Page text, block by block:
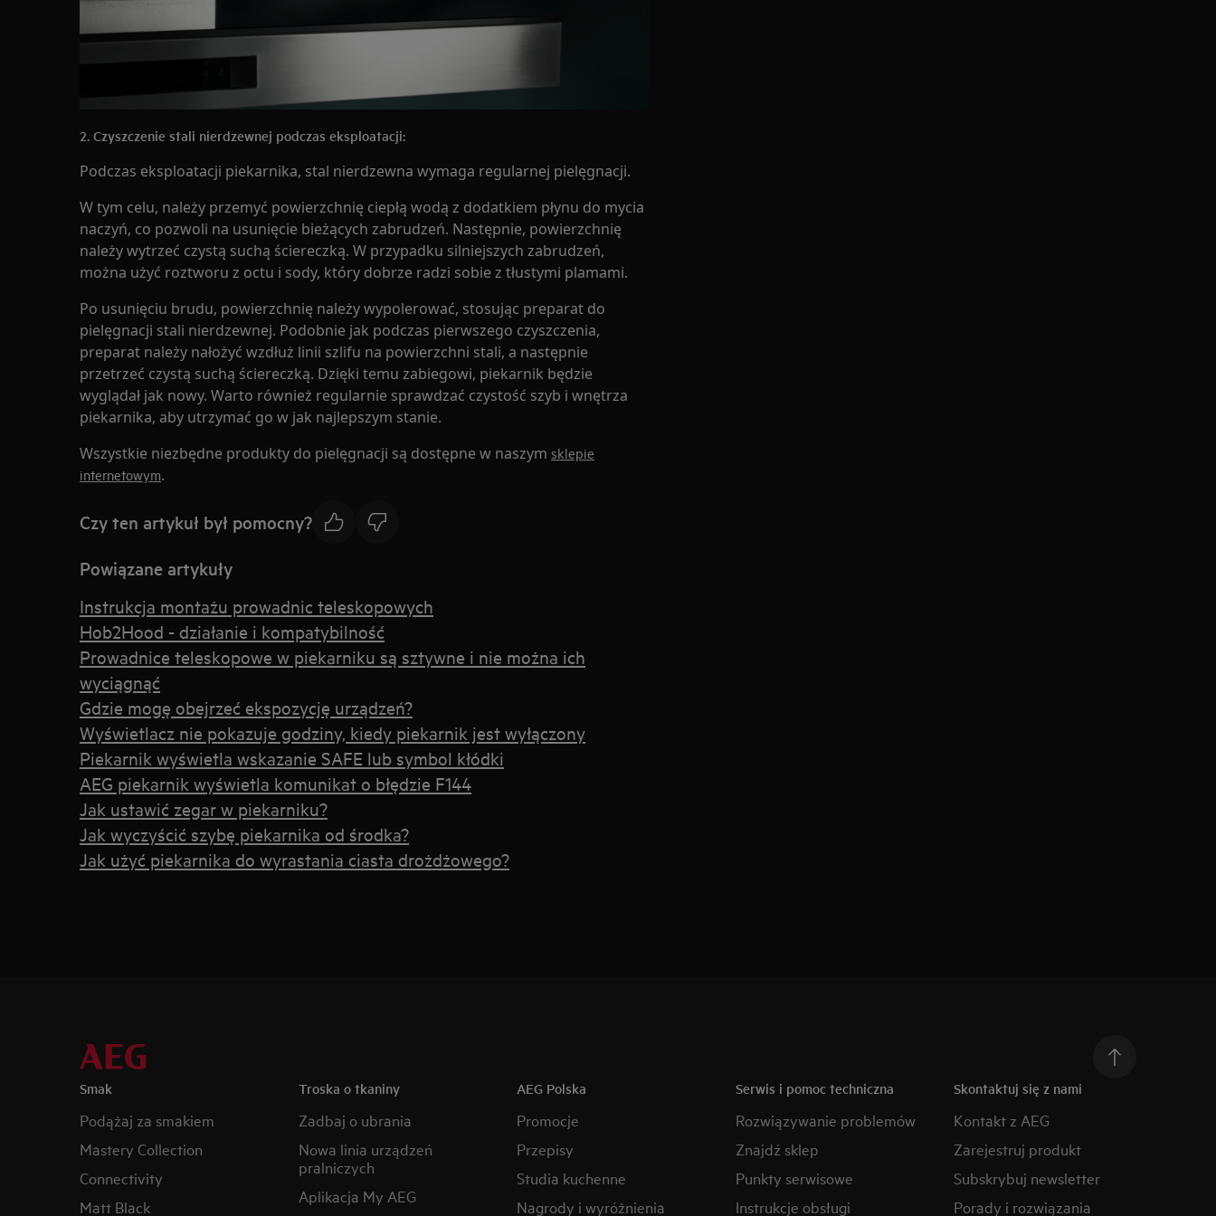
2. Czyszczenie stali nierdzewnej podczas eksploatacji:
Podczas eksploatacji piekarnika, stal nierdzewna wymaga regularnej pielęgnacji.
W tym celu, należy przemyć powierzchnię ciepłą wodą z dodatkiem płynu do mycia
naczyń, co pozwoli na usunięcie bieżących zabrudzeń. Następnie, powierzchnię
należy wytrzeć czystą suchą ściereczką. W przypadku silniejszych zabrudzeń,
można użyć roztworu z octu i sody, który dobrze radzi sobie z tłustymi plamami.
Po usunięciu brudu, powierzchnię należy wypolerować, stosując preparat do
pielęgnacji stali nierdzewnej. Podobnie jak podczas pierwszego czyszczenia,
preparat należy nałożyć wzdłuż linii szlifu na powierzchni stali, a następnie
przetrzeć czystą suchą ściereczką. Dzięki temu zabiegowi, piekarnik będzie
wyglądał jak nowy. Warto również regularnie sprawdzać czystość szyb i wnętrza
piekarnika, aby utrzymać go w jak najlepszym stanie.
Wszystkie niezbędne produkty do pielęgnacji są dostępne w naszym sklepie
internetowym.
Czy ten artykuł był pomocny?
Powiązane artykuły
Instrukcja montażu prowadnic teleskopowych
Hob2Hood - działanie i kompatybilność
Prowadnice teleskopowe w piekarniku są sztywne i nie można ich
wyciągnąć
Gdzie mogę obejrzeć ekspozycję urządzeń?
Wyświetlacz nie pokazuje godziny, kiedy piekarnik jest wyłączony
Piekarnik wyświetla wskazanie SAFE lub symbol kłódki
AEG piekarnik wyświetla komunikat o błędzie F144
Jak ustawić zegar w piekarniku?
Jak wyczyścić szybę piekarnika od środka?
Jak użyć piekarnika do wyrastania ciasta drożdżowego?
Smak
Podążaj za smakiem
Mastery Collection
Connectivity
Matt Black
Troska o tkaniny
Zadbaj o ubrania
Nowa linia urządzeń
pralniczych
Aplikacja My AEG
AEG Polska
Promocje
Przepisy
Studia kuchenne
Nagrody i wyróżnienia
Serwis i pomoc techniczna
Rozwiązywanie problemów
Znajdź sklep
Punkty serwisowe
Instrukcje obsługi
Skontaktuj się z nami
Kontakt z AEG
Zarejestruj produkt
Subskrybuj newsletter
Porady i rozwiązania